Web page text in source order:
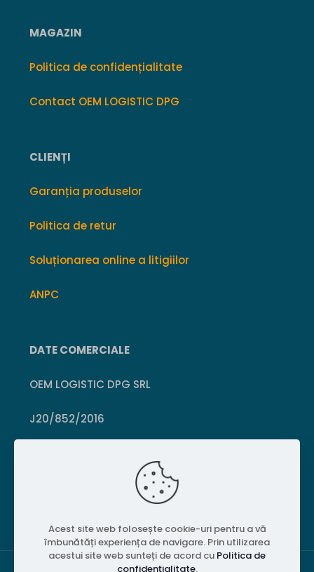
MAGAZIN
Politica de confidențialitate
Contact OEM LOGISTIC DPG
CLIENȚI
Garanția produselor
Politica de retur
Soluționarea online a litigiilor
ANPC
DATE COMERCIALE
OEM LOGISTIC DPG SRL
J20/852/2016
Crișcior, Hunedoara
Acest site web folosește cookie-uri pentru a vă
îmbunătăți experiența de navigare. Prin utilizarea
acestui site web sunteți de acord cu Politica de
confidențialitate.